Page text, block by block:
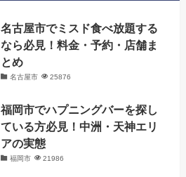
名古屋市でミスド食べ放題する
なら必見！料金・予約・店舗ま
とめ
名古屋市 25876
福岡市でハプニングバーを探し
ている方必見！中洲・天神エリ
アの実態
福岡市 21986